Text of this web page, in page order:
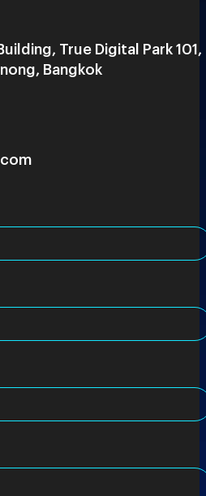
True Digital Park 101,
Bangkok